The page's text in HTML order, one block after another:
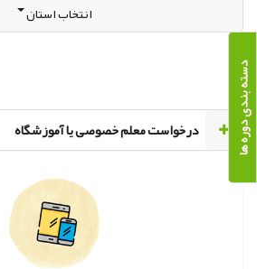
دسته بندی دوره ها
انتخاب استان
‌درخواست معلم خصوصی یا آموزشگاه